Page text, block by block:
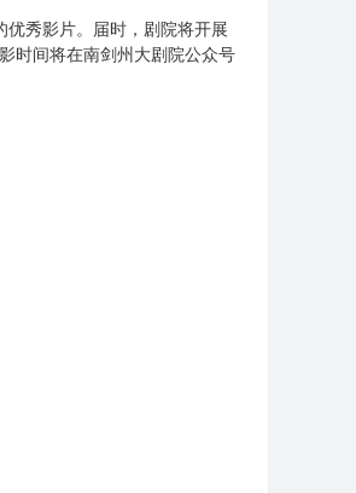
秀影片。届时，剧院将开展
时间将在南剑州大剧院公众号